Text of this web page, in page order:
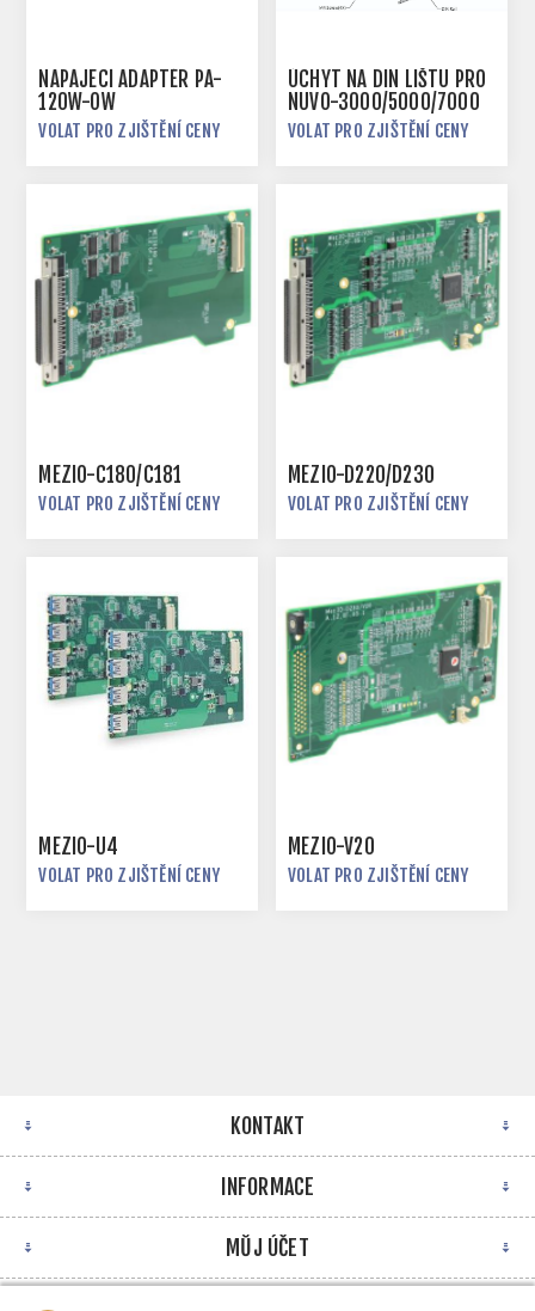
NAPÁJECÍ ADAPTÉR PA-
120W-OW
VOLAT PRO ZJIŠTĚNÍ CENY
ÚCHYT NA DIN LIŠTU PRO
NUVO-3000/5000/7000
VOLAT PRO ZJIŠTĚNÍ CENY
MEZIO-C180/C181
VOLAT PRO ZJIŠTĚNÍ CENY
MEZIO-D220/D230
VOLAT PRO ZJIŠTĚNÍ CENY
MEZIO-U4
VOLAT PRO ZJIŠTĚNÍ CENY
MEZIO-V20
VOLAT PRO ZJIŠTĚNÍ CENY
KONTAKT
INFORMACE
MŮJ ÚČET